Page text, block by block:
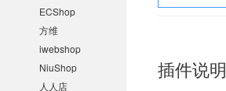
ECShop
方维
iwebshop
NiuShop
人人店
插件说明